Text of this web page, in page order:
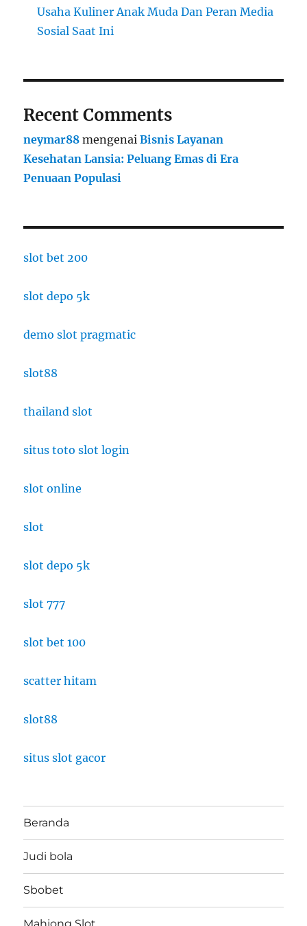
Usaha Kuliner Anak Muda Dan Peran Media
Sosial Saat Ini
Recent Comments
neymar88 mengenaiBisnis Layanan
Kesehatan Lansia: Peluang Emas di Era
Penuaan Populasi
slot bet 200
slot depo 5k
demo slot pragmatic
slot88
thailand slot
situs toto slot login
slot online
slot
slot depo 5k
slot 777
slot bet 100
scatter hitam
slot88
situs slot gacor
Beranda
Judi bola
Sbobet